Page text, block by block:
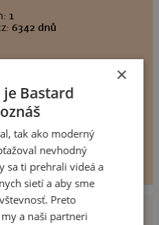
1
6342 dnů
PIXYK
×
je Bastard
tak ako moderný
nevhodný
sa ti prehrali videá a
sietí a aby sme
Preto
a naši partneri